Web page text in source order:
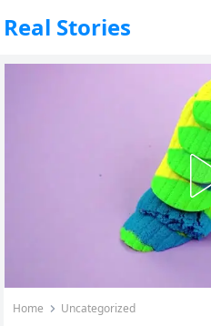
Real Stories
Home Uncategorized